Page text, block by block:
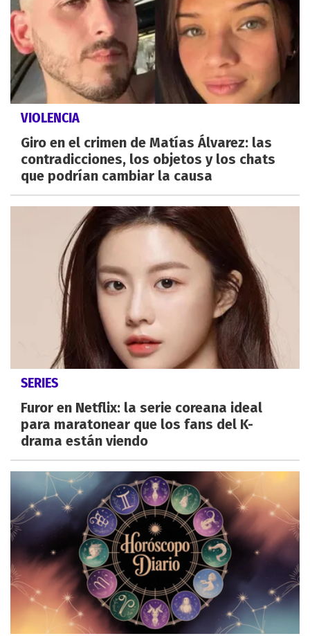
VIOLENCIA
Giro en el crimen de Matías Álvarez: las
contradicciones, los objetos y los chats
que podrían cambiar la causa
SERIES
Furor en Netflix: la serie coreana ideal
para maratonear que los fans del K-
drama están viendo